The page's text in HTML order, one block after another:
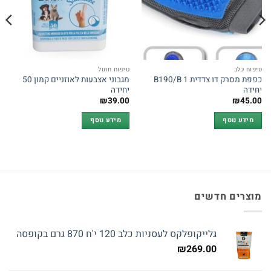
טיפוח כלב
כפפת מסרק דו צדדית B190/B 1
יחידה
₪45.00
מידע נוסף
טיפוח חתול
מגבוני אצבעות לאוזניים קמון 50
יחידה
₪39.00
מידע נוסף
מוצרים חדשים
גלייקופלקס לעסניות כלב 120 י'ח 870 גרם בקופסה
₪269.00